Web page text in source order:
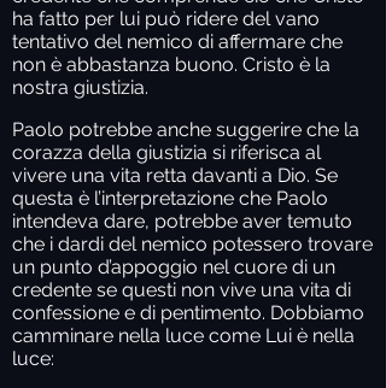
ha fatto per lui può ridere del vano
tentativo del nemico di affermare che
non è abbastanza buono. Cristo è la
nostra giustizia.
Paolo potrebbe anche suggerire che la
corazza della giustizia si riferisca al
vivere una vita retta davanti a Dio. Se
questa è l’interpretazione che Paolo
intendeva dare, potrebbe aver temuto
che i dardi del nemico potessero trovare
un punto d’appoggio nel cuore di un
credente se questi non vive una vita di
confessione e di pentimento. Dobbiamo
camminare nella luce come Lui è nella
luce: